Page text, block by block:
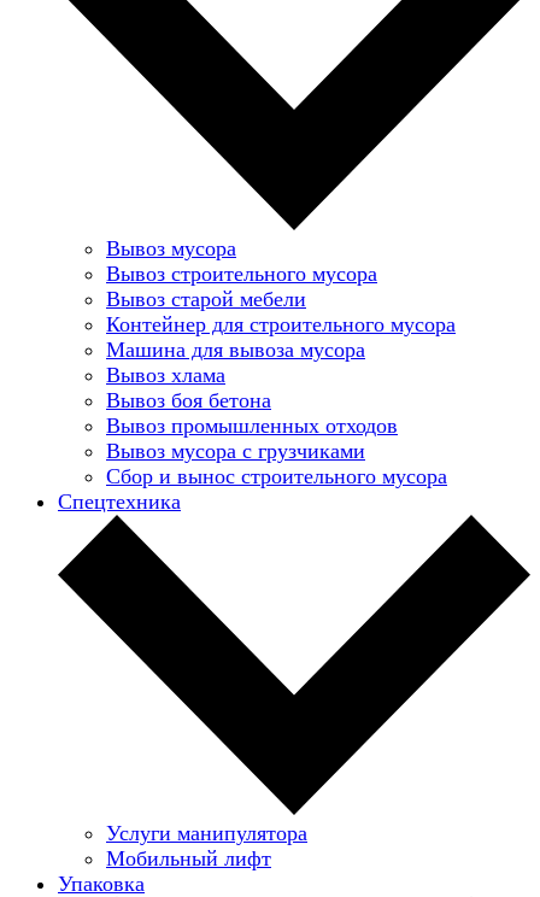
Вывоз мусора
Вывоз строительного мусора
Вывоз старой мебели
Контейнер для строительного мусора
Машина для вывоза мусора
Вывоз хлама
Вывоз боя бетона
Вывоз промышленных отходов
Вывоз мусора с грузчиками
Сбор и вынос строительного мусора
Спецтехника
Услуги манипулятора
Мобильный лифт
Упаковка